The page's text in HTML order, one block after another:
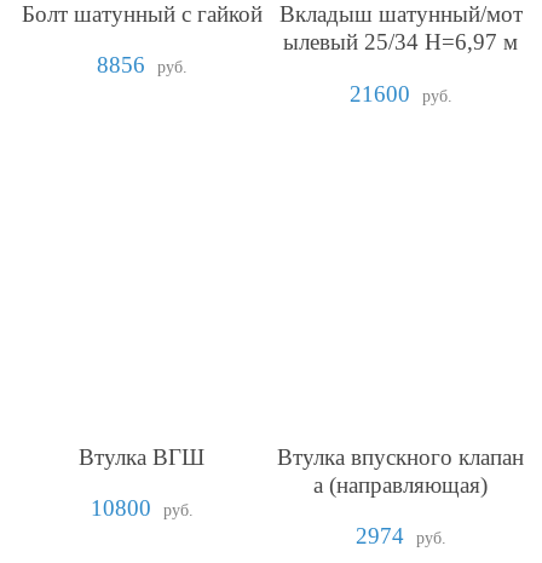
Болт шатунный с гайкой
8856
руб.
Вкладыш шатунный/мот
ылевый 25/34 H=6,97 м
21600
руб.
Втулка ВГШ
10800
руб.
Втулка впускного клапан
а (направляющая)
2974
руб.